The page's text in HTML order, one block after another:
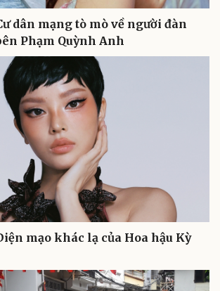
Podcast
Câu chuyện thời sự
Đọc truyện đêm khuya
Cửa sổ tình yêu
Kể chuyện cho bé
Hạt giống tâm hồn
dân mạng tò mò về người đàn
Phạm Quỳnh Anh
mạo khác lạ của Hoa hậu Kỳ